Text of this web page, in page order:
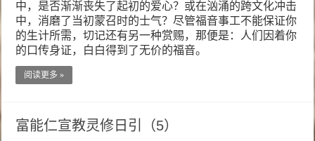
中，是否渐渐丧失了起初的爱心？或在汹涌的跨文化冲击
中，消磨了当初蒙召时的士气？尽管福音事工不能保证你
的生计所需，切记还有另一种赏赐，那便是：人们因着你
的口传身证，白白得到了无价的福音。
阅读更多 »
富能仁宣教灵修日引（5）